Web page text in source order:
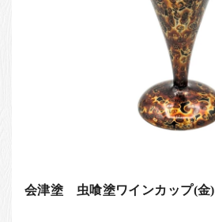
会津塗 虫喰塗ワインカップ(金)